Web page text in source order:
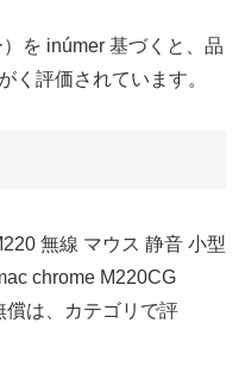
を inúmer 基づくと、品
く評価されています。
無線 マウス 静音 小型
chrome M220CG
償は、カテゴリで評